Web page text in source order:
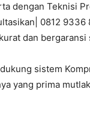
dengan Teknisi
0812
dan bergaransi
sistem
yang prima